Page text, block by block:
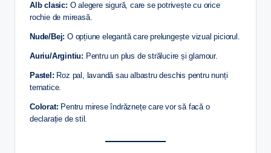
Alb clasic: O alegere sigură, care se potrivește cu orice
rochie de mireasă.
Nude/Bej: O opțiune elegantă care prelungește vizual piciorul.
Auriu/Argintiu: Pentru un plus de strălucire și glamour.
Pastel: Roz pal, lavandă sau albastru deschis pentru nunți
tematice.
Colorat: Pentru mirese îndrăznețe care vor să facă o
declarație de stil.